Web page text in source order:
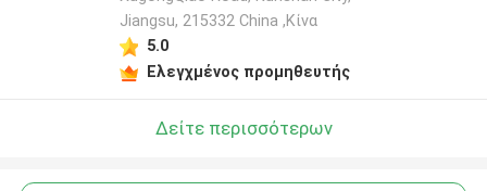
Jiangsu, 215332 China ,Κίνα
5.0
Ελεγχμένος προμηθευτής
Δείτε περισσότερων